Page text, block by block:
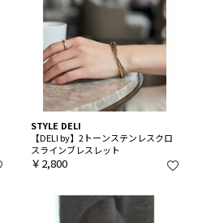
STYLE DELI
【DELI by】2トーンステンレスクロ
スラインブレスレット
￥2,800